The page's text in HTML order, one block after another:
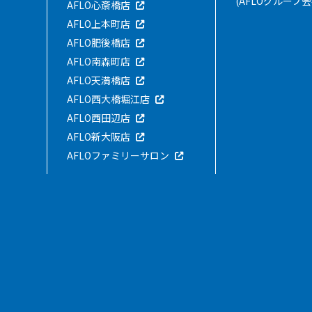
AFLO心斎橋店
AFLO上本町店
AFLO肥後橋店
AFLO南森町店
AFLO天満橋店
AFLO西大橋堀江店
AFLO西田辺店
AFLO新大阪店
AFLOファミリーサロン